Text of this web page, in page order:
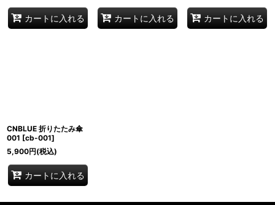
カートに入れる カートに入れる カートに入れる
CNBLUE 折りたたみ傘
001 [cb-001]
5,900円(税込)
カートに入れる